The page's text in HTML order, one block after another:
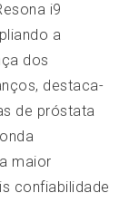
i9
a
dos
destaca-
de próstata
maior
confiabilidade